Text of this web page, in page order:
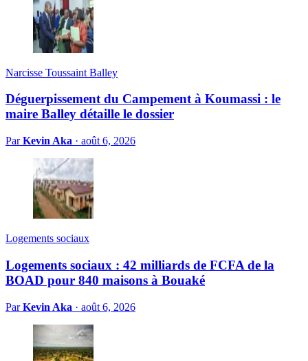
Narcisse Toussaint Balley
Déguerpissement du Campement à Koumassi : le
maire Balley détaille le dossier
ParKevin Aka · août 6, 2026
Logements sociaux
Logements sociaux : 42 milliards de FCFA de la
BOAD pour 840 maisons à Bouaké
ParKevin Aka · août 6, 2026